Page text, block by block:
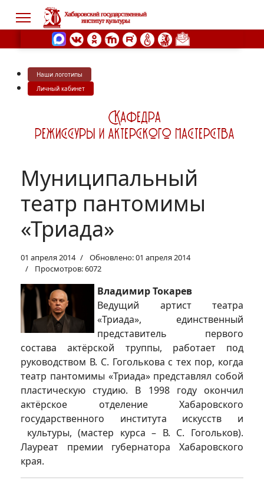
Наши логотипы
Личный кабинет
Муниципальный
театр пантомимы
«Триада»
01 апреля 2014
Обновлено: 01 апреля 2014
Просмотров: 6072
Владимир Токарев
Ведущий артист театра
«Триада», единственный
представитель первого
состава актёрской труппы, работает под
руководством В. С. Гоголькова с тех пор, когда
театр пантомимы «Триада» представлял собой
пластическую студию. В 1998 году окончил
актёрское отделение Хабаровского
государственного института искусств и
культуры, (мастер курса – В. С. Гогольков).
Лауреат премии губернатора Хабаровского
края.